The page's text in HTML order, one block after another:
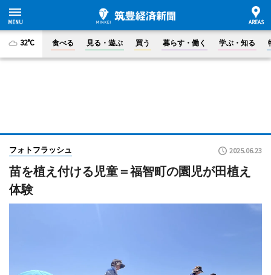
32°C 食べる 見る・遊ぶ 買う 暮らす・働く 学ぶ・知る
フォトフラッシュ 2025.06.23
苗を植え付ける児童＝福智町の園児が田植え
体験